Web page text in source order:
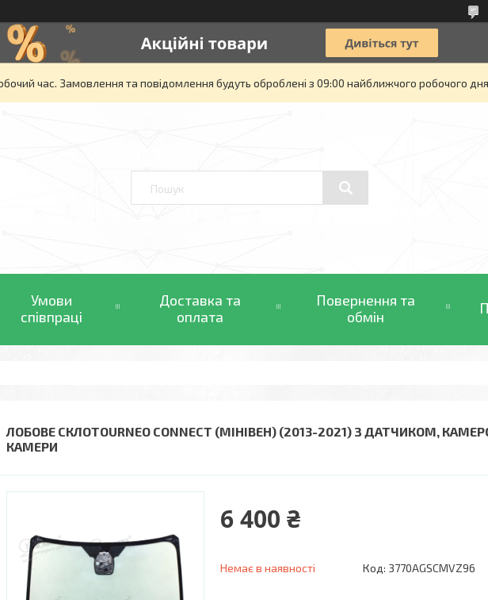
час. Замовлення та повідомлення будуть оброблені з 09:00 найближчого робочого
Умови
співпраці
Доставка та
оплата
Повернення та
обмін
ЛОБОВЕ СКЛОTOURNEO CONNECT (МІНІВЕН) (2013-2021) З ДАТЧИКОМ,
КАМЕРИ
6 400 ₴
Немає в наявності Код: 3770AGSCMVZ96